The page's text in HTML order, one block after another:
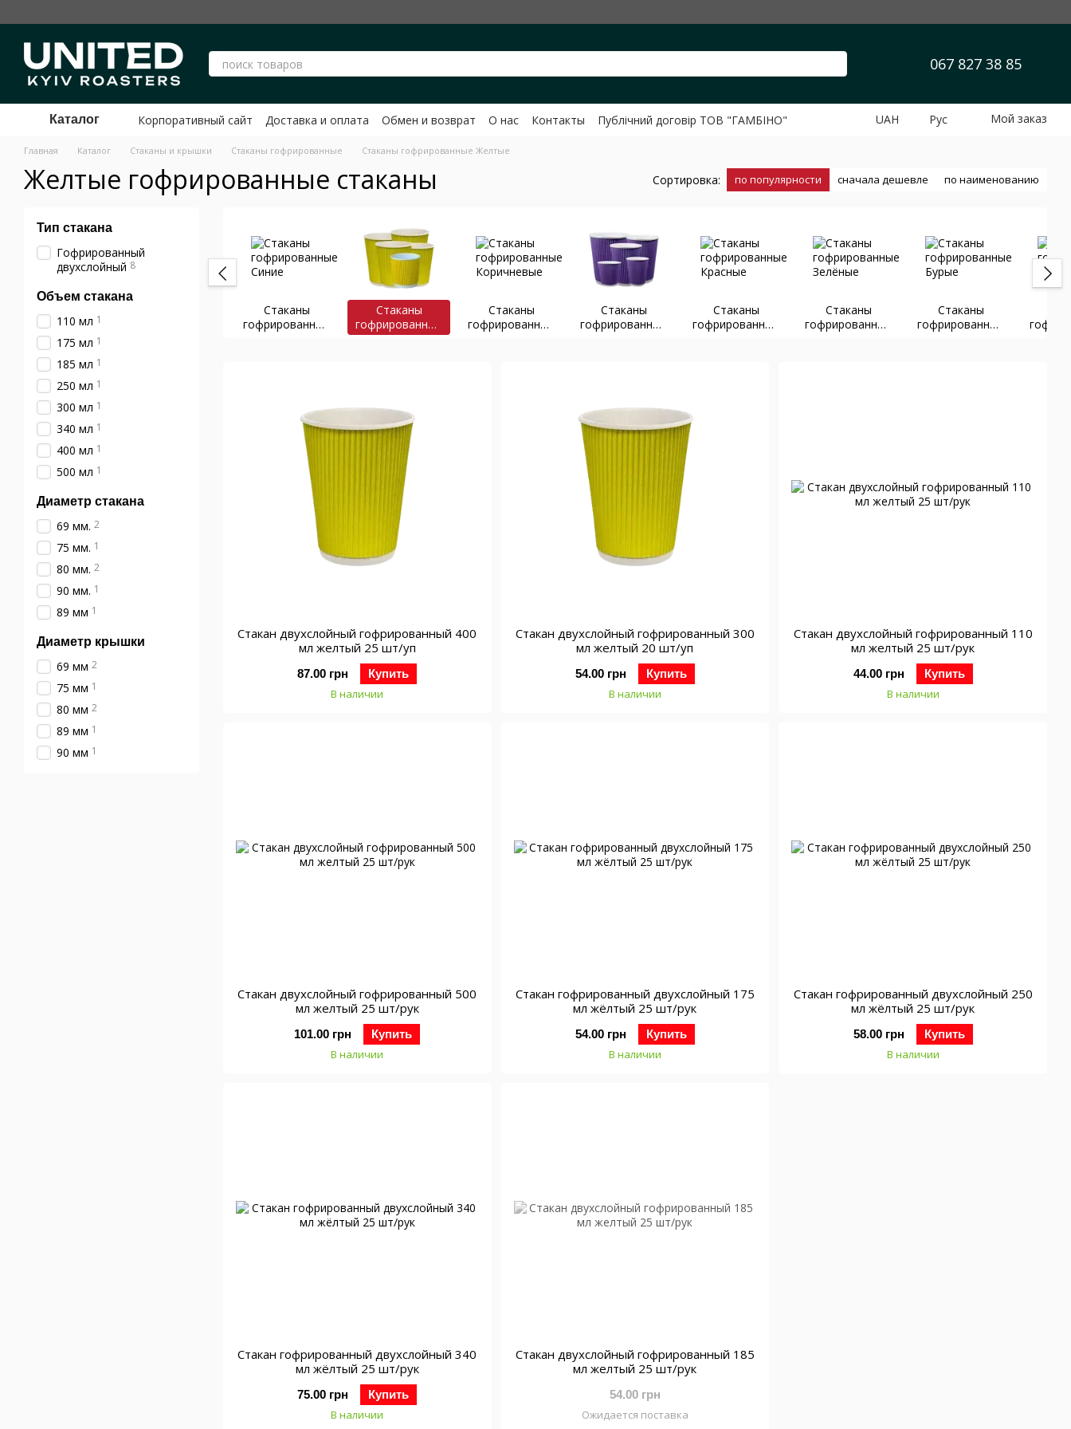
067 827 38 85
Каталог Корпоративный сайт Доставка и оплата Обмен и возврат О нас Контакты
Публічний договір ТОВ "ГАМБІНО"
UAH Рус Мой заказ
Главная Каталог Стаканы и крышки Стаканы гофрированные Стаканы гофрированные Желтые
Желтые гофрированные стаканы Сортировка: по популярности сначала дешевле по наименованию
Стаканы
гофрированные
Стаканы
гофрированные
Желтые
Стаканы
гофрированные
Стаканы
гофрированные
Стаканы
гофрированные
Стаканы
гофрированные
Стаканы
гофрированные
Стакан двухслойный гофрированный 400
мл желтый 25 шт/уп
87.00 грн Купить
В наличии
Стакан двухслойный гофрированный 300
мл желтый 20 шт/уп
54.00 грн Купить
В наличии
Стакан двухслойный гофрированный 110
мл желтый 25 шт/рук
44.00 грн Купить
В наличии
Стакан двухслойный гофрированный 500
мл желтый 25 шт/рук
101.00 грн Купить
В наличии
Стакан гофрированный двухслойный 175
мл жёлтый 25 шт/рук
54.00 грн Купить
В наличии
Стакан гофрированный двухслойный 250
мл жёлтый 25 шт/рук
58.00 грн Купить
В наличии
Стакан гофрированный двухслойный 340
мл жёлтый 25 шт/рук
75.00 грн Купить
В наличии
Стакан двухслойный гофрированный 185
мл желтый 25 шт/рук
54.00 грн
Ожидается поставка
Тип стакана
Гофрированный
двухслойный 8
Объем стакана
110 мл 1
175 мл 1
185 мл 1
250 мл 1
300 мл 1
340 мл 1
400 мл 1
500 мл 1
Диаметр стакана
69 мм. 2
75 мм. 1
80 мм. 2
90 мм. 1
89 мм 1
Диаметр крышки
69 мм 2
75 мм 1
80 мм 2
89 мм 1
90 мм 1